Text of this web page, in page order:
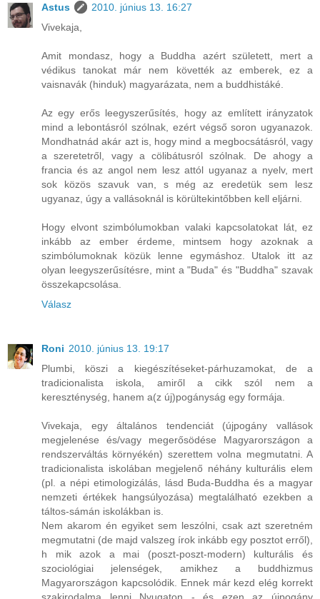
Astus
2010. június 13. 16:27
Vivekaja,
Amit mondasz, hogy a Buddha azért született, mert a
védikus tanokat már nem követték az emberek, ez a
vaisnavák (hinduk) magyarázata, nem a buddhistáké.
Az egy erős leegyszerűsítés, hogy az említett irányzatok
mind a lebontásról szólnak, ezért végső soron ugyanazok.
Mondhatnád akár azt is, hogy mind a megbocsátásról, vagy
a szeretetről, vagy a cölibátusról szólnak. De ahogy a
francia és az angol nem lesz attól ugyanaz a nyelv, mert
sok közös szavuk van, s még az eredetük sem lesz
ugyanaz, úgy a vallásoknál is körültekintőbben kell eljárni.
Hogy elvont szimbólumokban valaki kapcsolatokat lát, ez
inkább az ember érdeme, mintsem hogy azoknak a
szimbólumoknak közük lenne egymáshoz. Utalok itt az
olyan leegyszerűsítésre, mint a "Buda" és "Buddha" szavak
összekapcsolása.
Válasz
Roni 2010. június 13. 19:17
Plumbi, köszi a kiegészítéseket-párhuzamokat, de a
tradicionalista iskola, amiről a cikk szól nem a
kereszténység, hanem a(z új)pogányság egy formája.
Vivekaja, egy általános tendenciát (újpogány vallások
megjelenése és/vagy megerősödése Magyarországon a
rendszerváltás környékén) szerettem volna megmutatni. A
tradicionalista iskolában megjelenő néhány kulturális elem
(pl. a népi etimologizálás, lásd Buda-Buddha és a magyar
nemzeti értékek hangsúlyozása) megtalálható ezekben a
táltos-sámán iskolákban is.
Nem akarom én egyiket sem leszólni, csak azt szeretném
megmutatni (de majd valszeg írok inkább egy posztot erről),
h mik azok a mai (poszt-poszt-modern) kulturális és
szociológiai jelenségek, amikhez a buddhizmus
Magyarországon kapcsolódik. Ennek már kezd elég korrekt
szakirodalma lenni Nyugaton - és ezen az újpogány